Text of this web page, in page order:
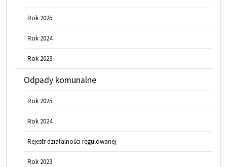
Rok 2025
Rok 2024
Rok 2023
Odpady komunalne
Rok 2025
Rok 2024
Rejestr działalności regulowanej
Rok 2023